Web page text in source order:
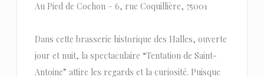
Au Pied de Cochon – 6, rue Coquillière, 75001
Dans cette brasserie historique des Halles, ouverte
jour et nuit, la spectaculaire “Tentation de Saint-
Antoine” attire les regards et la curiosité. Puisque